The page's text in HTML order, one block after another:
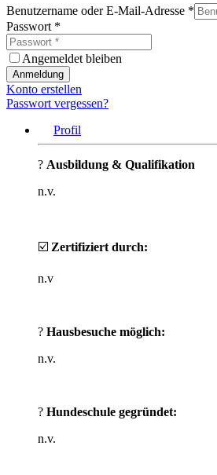
Benutzername oder E-Mail-Adresse *
Passwort *
Angemeldet bleiben
Anmeldung
Konto erstellen
Passwort vergessen?
Profil
? Ausbildung & Qualifikation
n.v.
☑️ Zertifiziert durch:
n.v
? Hausbesuche möglich:
n.v.
? Hundeschule gegründet:
n.v.